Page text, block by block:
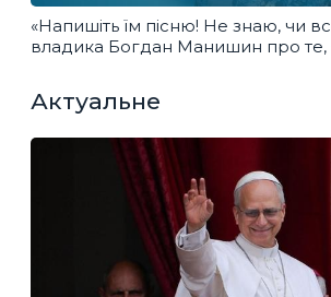
«Напишіть їм пісню! Не знаю, чи
владика Богдан Манишин про те,
Актуальне